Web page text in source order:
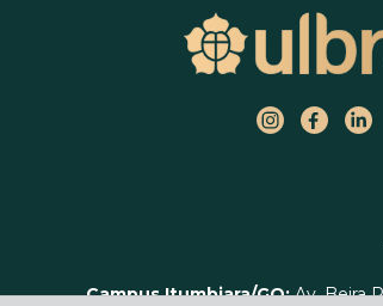
Campus Itumbiara/GO:Av. Beira